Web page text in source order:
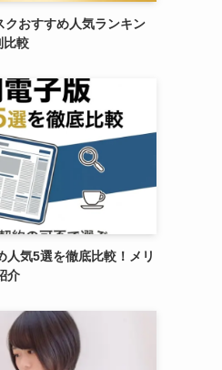
クおすすめ人気ランキン
比較
人気5選を徹底比較！メリ
介